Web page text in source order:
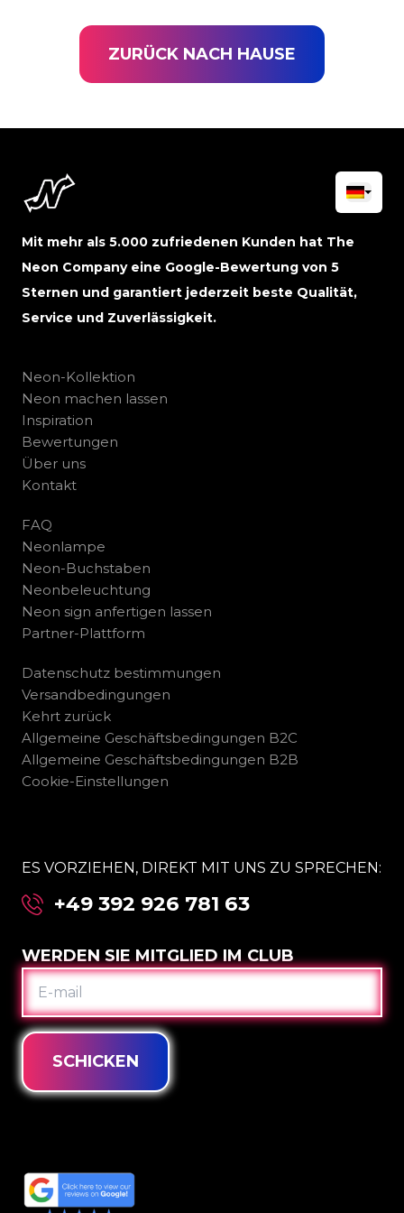
ZURÜCK NACH HAUSE
Mit mehr als 5.000 zufriedenen Kunden hat The
Neon Company eine Google-Bewertung von 5
Sternen und garantiert jederzeit beste Qualität,
Service und Zuverlässigkeit.
Neon-Kollektion
Neon machen lassen
Inspiration
Bewertungen
Über uns
Kontakt
FAQ
Neonlampe
Neon-Buchstaben
Neonbeleuchtung
Neon sign anfertigen lassen
Partner-Plattform
Datenschutz bestimmungen
Versandbedingungen
Kehrt zurück
Allgemeine Geschäftsbedingungen B2C
Allgemeine Geschäftsbedingungen B2B
Cookie-Einstellungen
ES VORZIEHEN, DIREKT MIT UNS ZU SPRECHEN:
+49 392 926 781 63
WERDEN SIE MITGLIED IM CLUB
E-
MAIL
SCHICKEN